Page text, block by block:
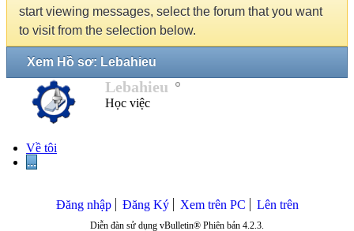
start viewing messages, select the forum that you want
to visit from the selection below.
Xem Hồ sơ: Lebahieu
Lebahieu
Học việc
Về tôi
...
Đăng nhập Đăng Ký Xem trên PC Lên trên
Diễn đàn sử dụng vBulletin® Phiên bản 4.2.3.